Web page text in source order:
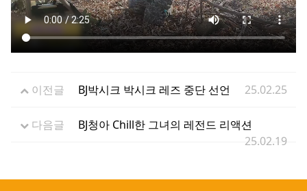
이전글 BJ박시크 박시크 레즈 중단 선언 25.02.25
다음글
BJ청아 Chill한 그녀의 레전드 리액션
25.02.19